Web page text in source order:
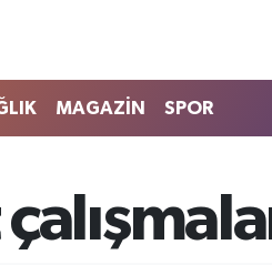
MAGAZİN SPOR